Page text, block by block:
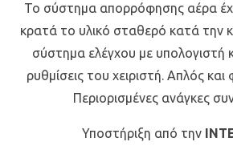
Το σύστημα απορρόφησης αέρα
κρατά το υλικό σταθερό κατά την
σύστημα ελέγχου με υπολογιστή
ρυθμίσεις του χειριστή. Απλός και
Περιορισμένες ανάγκες
Υποστήριξη από την